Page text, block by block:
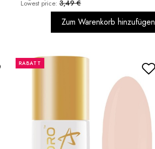
Lowest price: 3,49 €
Zum Warenkorb hinzufügen
RABATT